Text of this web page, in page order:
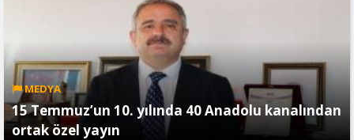
MEDYA
15 Temmuz’un 10. yılında 40 Anadolu kanalından
ortak özel yayın